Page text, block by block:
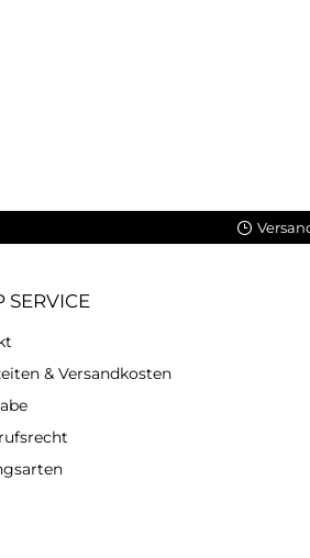
SERVICE
& Versandkosten